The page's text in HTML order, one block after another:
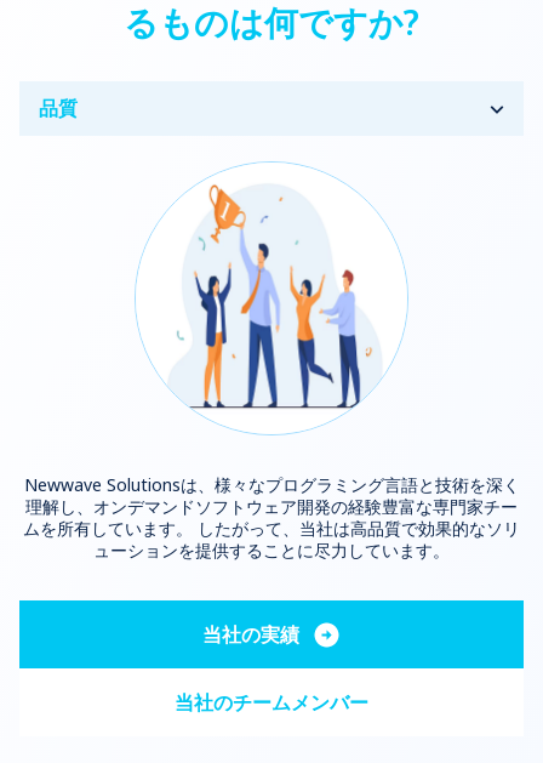
るものは何ですか?
品質
Newwave Solutionsは、様々なプログラミング言語と技術を深く
理解し、オンデマンドソフトウェア開発の経験豊富な専門家チー
ムを所有しています。 したがって、当社は高品質で効果的なソリ
ューションを提供することに尽力しています。
当社の実績
当社のチームメンバー